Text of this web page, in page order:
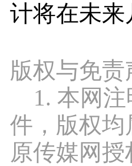
计将在未
版权与免责
1. 本网注
件，版权
原传媒网